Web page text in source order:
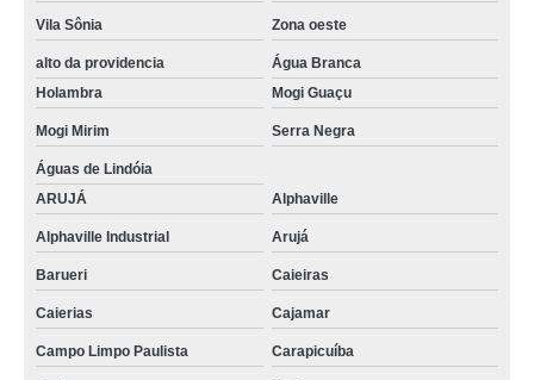
Vila Sônia Zona oeste
alto da providencia
Água Branca
Holambra
Mogi Guaçu
Mogi Mirim Serra Negra
Águas de Lindóia
ARUJÁ
Alphaville
Alphaville Industrial Arujá
Barueri Caieiras
Caierias Cajamar
Campo Limpo Paulista Carapicuíba